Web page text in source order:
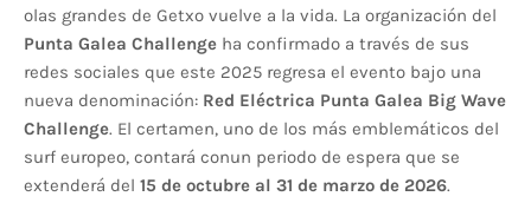
olas grandes de Getxo vuelve a la vida. La organización del
Punta Galea Challenge ha confirmado a través de sus
redes sociales que este 2025 regresa el evento bajo una
nueva denominación: Red Eléctrica Punta Galea Big Wave
Challenge. El certamen, uno de los más emblemáticos del
surf europeo, contará conun periodo de espera que se
extenderá del 15 de octubre al 31 de marzo de 2026.